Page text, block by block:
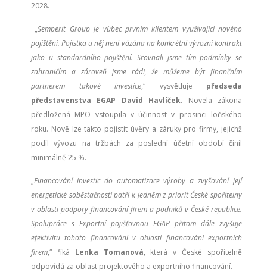
2028.
„Semperit Group je vůbec prvním klientem využívající nového
pojištění. Pojistka u něj není vázána na konkrétní vývozní kontrakt
jako u standardního pojištění. Srovnali jsme tím podmínky se
zahraničím a zároveň jsme rádi, že můžeme být finančním
partnerem takové investice,“ vysvětluje předseda
představenstva EGAP David Havlíček. Novela zákona
předložená MPO vstoupila v účinnost v prosinci loňského
roku. Nově lze takto pojistit úvěry a záruky pro firmy, jejichž
podíl vývozu na tržbách za poslední účetní období činil
minimálně 25 %.
„Financování investic do automatizace výroby a zvyšování její
energetické soběstačnosti patří k jedněm z priorit České spořitelny
v oblasti podpory financování firem a podniků v České republice.
Spolupráce s Exportní pojišťovnou EGAP přitom dále zvyšuje
efektivitu tohoto financování v oblasti financování exportních
firem,“ říká Lenka Tomanová, která v České spořitelně
odpovídá za oblast projektového a exportního financování.